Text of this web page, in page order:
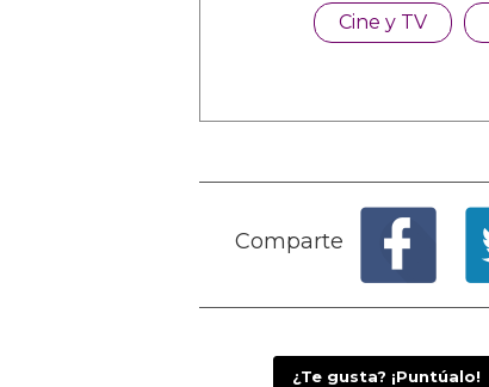
Cine y TV
Comparte
¿Te gusta? ¡Puntúalo!